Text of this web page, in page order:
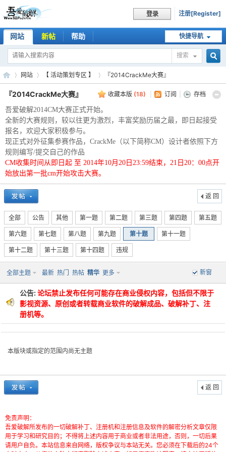
登录 注册[Register]
快捷导航
网站 新帖 帮助
搜索
吾
解
»
网站
›
【 活动策划专区 】
›
『2014CrackMe大赛』
收藏本版 (18) 订阅 存档
『2014CrackMe大赛』
吾爱破解2014CM大赛正式开始。
全新的大赛规则，较以往更为激烈，丰富奖励历届之最，即日起接受
报名，欢迎大家积极参与。
现正式对外征集参赛作品，CrackMe（以下简称CM）设计者依照下方
规则编写/提交自己的作品
CM收集时间从即日起 至 2014年10月20日23:59结束，21日20：00点开
始放出第一批cm开始攻击大赛。
返 回
全部 公告 其他 第一题 第二题 第三题 第四题 第五题
第六题 第七题 第八题 第九题 第十题 第十一题
第十二题 第十三题 第十四题 违规
新窗
全部主题 最新 热门 热帖 精华 更多
公告:论坛禁止发布任何可能存在商业侵权内容，包括但不限于
影视资源、原创或者转载商业软件的破解成品、破解补丁、注
册机等。
本版块或指定的范围内尚无主题
返 回
免责声明：
吾爱破解所发布的一切破解补丁、注册机和注册信息及软件的解密分析文章仅限
用于学习和研究目的；不得将上述内容用于商业或者非法用途，否则，一切后果
请用户自负。本站信息来自网络，版权争议与本站无关。您必须在下载后的24个